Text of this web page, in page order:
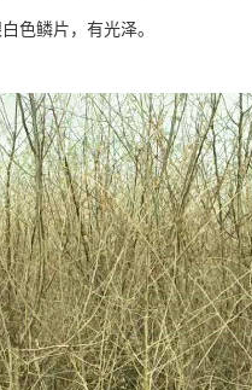
色鳞片，有光泽。